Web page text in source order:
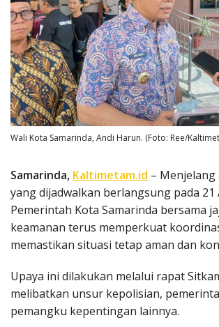
Wali Kota Samarinda, Andi Harun. (Foto: Ree/
Samarinda, Kaltimetam.id –
yang dijadwalkan berlangsung pada 21
Pemerintah Kota Samarinda bersama
keamanan terus memperkuat
memastikan situasi tetap aman dan
Upaya ini dilakukan melalui rapat
melibatkan unsur kepolisian,
pemangku kepentingan lainnya.